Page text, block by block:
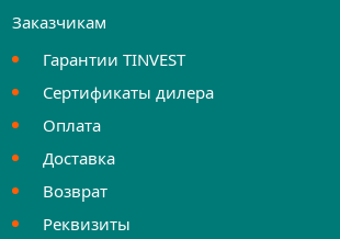
Заказчикам
Гарантии TINVEST
Сертификаты дилера
Оплата
Доставка
Возврат
Реквизиты